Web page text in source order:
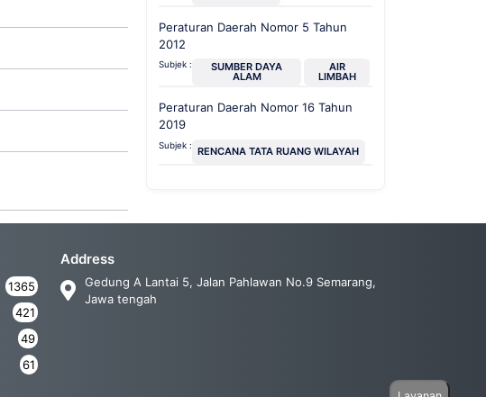
Peraturan Daerah Nomor 5 Tahun
2012
Subjek : SUMBER DAYA
ALAM
AIR
LIMBAH
Peraturan Daerah Nomor 16 Tahun
2019
Subjek : RENCANA TATA RUANG WILAYAH
1365
421
49
61
Address
Gedung A Lantai 5, Jalan Pahlawan No.9 Semarang,
Jawa tengah